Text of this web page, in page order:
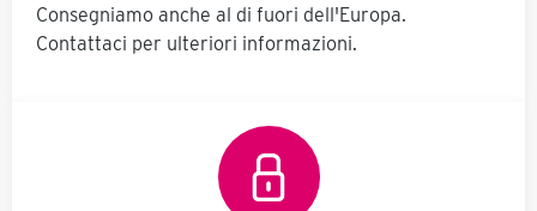
Consegniamo anche al di fuori dell'Europa.
Contattaci per ulteriori informazioni.